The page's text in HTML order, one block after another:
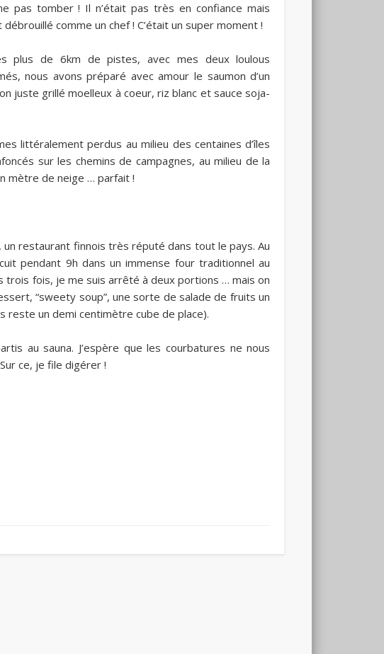
pas tomber ! Il n’était pas très en confiance mais
débrouillé comme un chef ! C’était un super moment !
plus de 6km de pistes, avec mes deux loulous
nous avons préparé avec amour le saumon d’un
juste grillé moelleux à coeur, riz blanc et sauce soja-
littéralement perdus au milieu des centaines d’îles
sur les chemins de campagnes, au milieu de la
mètre de neige … parfait !
restaurant finnois très réputé dans tout le pays. Au
pendant 9h dans un immense four traditionnel au
trois fois, je me suis arrêté à deux portions … mais on
“sweety soup”, une sorte de salade de fruits un
reste un demi centimètre cube de place).
au sauna. J’espère que les courbatures ne nous
ce, je file digérer !